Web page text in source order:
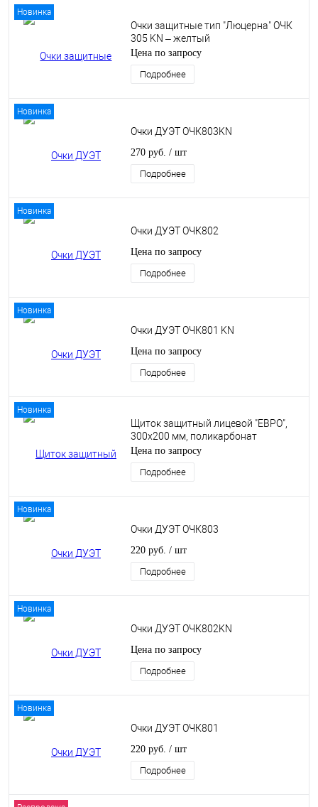
Новинка
Очки защитные тип "Люцерна" ОЧК
305 KN – желтый
Цена по запросу
Подробнее
Новинка
Очки ДУЭТ ОЧК803KN
270 руб. / шт
Подробнее
Новинка
Очки ДУЭТ ОЧК802
Цена по запросу
Подробнее
Новинка
Очки ДУЭТ ОЧК801 KN
Цена по запросу
Подробнее
Новинка
Щиток защитный лицевой "ЕВРО",
300х200 мм, поликарбонат
Цена по запросу
Подробнее
Новинка
Очки ДУЭТ ОЧК803
220 руб. / шт
Подробнее
Новинка
Очки ДУЭТ ОЧК802KN
Цена по запросу
Подробнее
Новинка
Очки ДУЭТ ОЧК801
220 руб. / шт
Подробнее